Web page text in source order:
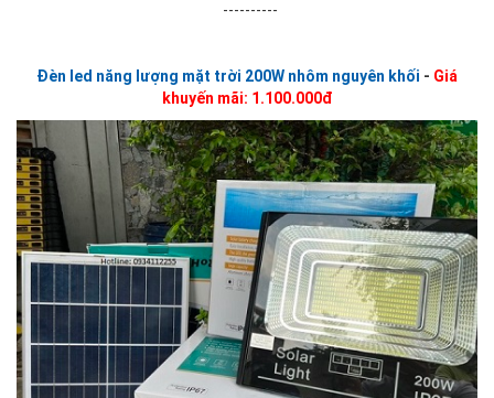
----------
Đèn led năng lượng mặt trời 200W nhôm nguyên khối - Giá
khuyến mãi: 1.100.000đ